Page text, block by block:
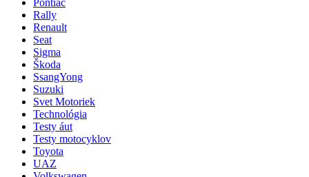
Rally
Renault
Seat
Sigma
Škoda
SsangYong
Suzuki
Svet Motoriek
Technológia
Testy áut
Testy motocyklov
Toyota
UAZ